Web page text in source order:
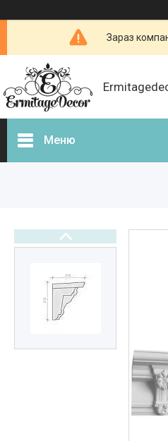
Зараз
Меню
Фасадний декор
для камінів
3d - панелі з гіпсу і бетону
Бетонні огорожі